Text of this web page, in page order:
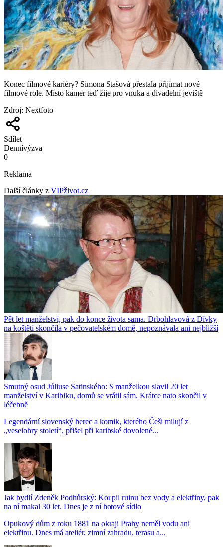
Konec filmové kariéry? Simona Stašová přestala přijímat nové
filmové role. Místo kamer teď žije pro vnuka a divadelní jeviště
Zdroj: Nextfoto
Sdílet
Dennívýzva
0
Reklama
Další články z VIPživot.cz
Pět let manželství, pak do konce života sama. Drbohlavová z Dívky
na koštěti skončila v pečovatelském domě, nepoznávala ani nejbližší
Smutný osud Júliuse Satinského: S manželkou slavil 20 let
manželství v Karibiku, domů se vrátil sám. Krátce nato skončil v
léčebně
Legendární slovenský herec a komik, kterého Češi milují z
„veselohry století“, přišel při karibské dovolené...
Jak bydlí Zdeněk Podhůrský: Koupil ruinu bez vody a elektřiny, pak
na ní makal 30 let. Dnes je z ní hotové sídlo
Opukový dům z roku 1881 na okraji Prahy neměl vodu ani
elektřinu. Dnes má ateliér, zimní zahradu, terasu a...